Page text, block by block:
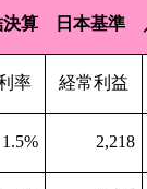
決算 日本基準
率 経常利益
1.5% 2,218